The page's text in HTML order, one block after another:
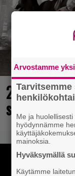
25 kaikkien
Arvostamme
Me ja
hyödynnämme
mainoksia.
Hyväksymällä
Käytämme